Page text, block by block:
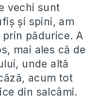
vechi sunt
și spini, am
pădurice. A
mai ales că de
unde altă
acum tot
din salcâmi.